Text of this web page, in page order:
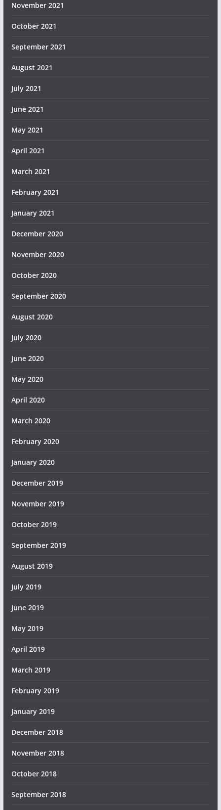
November 2021
October 2021
September 2021
August 2021
July 2021
June 2021
May 2021
April 2021
March 2021
February 2021
January 2021
December 2020
November 2020
October 2020
September 2020
August 2020
July 2020
June 2020
May 2020
April 2020
March 2020
February 2020
January 2020
December 2019
November 2019
October 2019
September 2019
August 2019
July 2019
June 2019
May 2019
April 2019
March 2019
February 2019
January 2019
December 2018
November 2018
October 2018
September 2018